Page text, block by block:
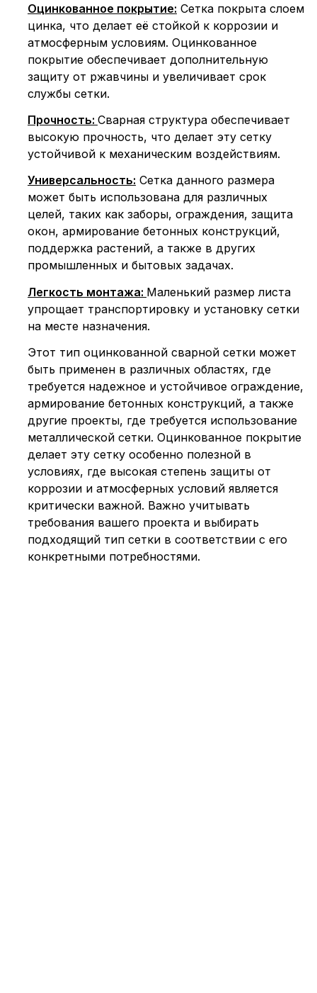
Оцинкованное покрытие: Сетка покрыта слоем
цинка, что делает её стойкой к коррозии и
атмосферным условиям. Оцинкованное
покрытие обеспечивает дополнительную
защиту от ржавчины и увеличивает срок
службы сетки.
Прочность: Сварная структура обеспечивает
высокую прочность, что делает эту сетку
устойчивой к механическим воздействиям.
Универсальность: Сетка данного размера
может быть использована для различных
целей, таких как заборы, ограждения, защита
окон, армирование бетонных конструкций,
поддержка растений, а также в других
промышленных и бытовых задачах.
Легкость монтажа: Маленький размер листа
упрощает транспортировку и установку сетки
на месте назначения.
Этот тип оцинкованной сварной сетки может
быть применен в различных областях, где
требуется надежное и устойчивое ограждение,
армирование бетонных конструкций, а также
другие проекты, где требуется использование
металлической сетки. Оцинкованное покрытие
делает эту сетку особенно полезной в
условиях, где высокая степень защиты от
коррозии и атмосферных условий является
критически важной. Важно учитывать
требования вашего проекта и выбирать
подходящий тип сетки в соответствии с его
конкретными потребностями.